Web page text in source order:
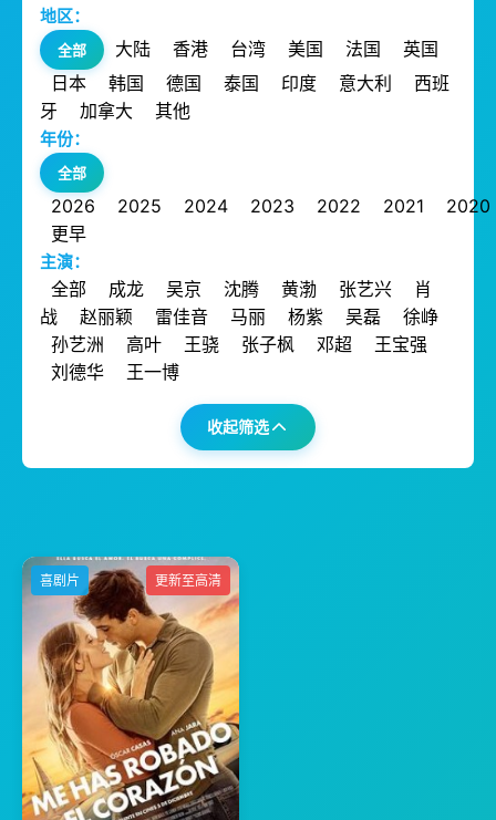
地区：
全部 大陆 香港 台湾 美国 法国
英国
日本
韩国 德国 泰国 印度 意大利
西班
牙
加拿大 其他
年份：
全部
2026 2025 2024 2023 2022 2021
2020
更早
主演：
全部 成龙 吴京 沈腾 黄渤 张艺兴
肖
战
赵丽颖 雷佳音 马丽 杨紫 吴磊
徐峥
孙艺洲
高叶 王骁 张子枫 邓超
王宝强
刘德华
王一博
收起筛选
喜剧片 更新至高清